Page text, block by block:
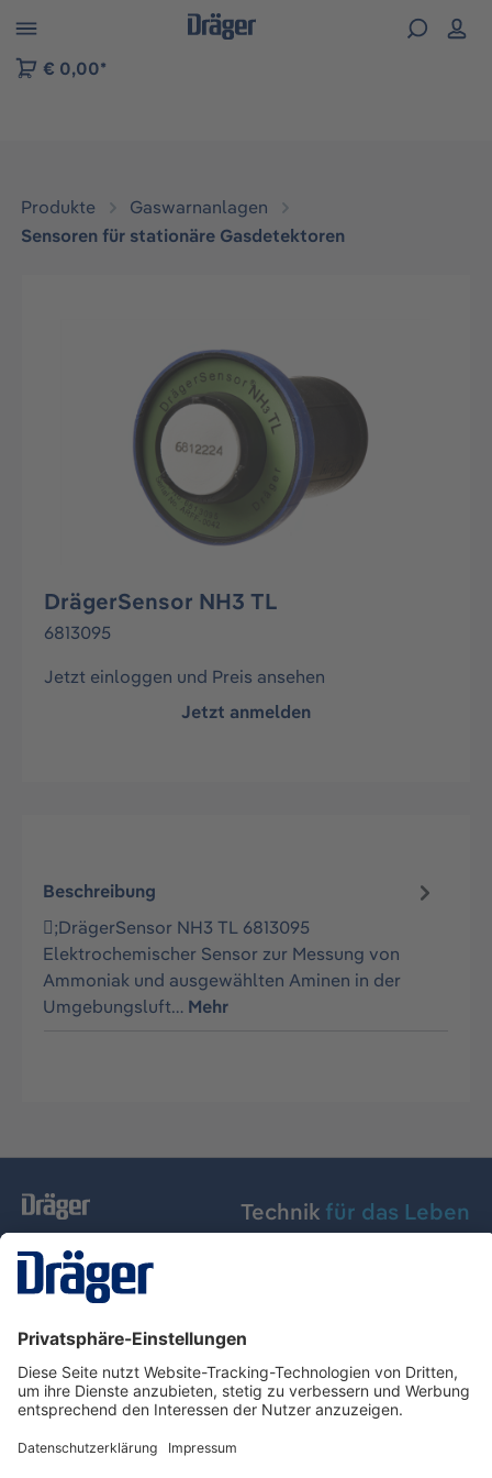
der B2B-Plattform springen
€ 0,00*
Produkte
Gaswarnanlagen
Sensoren für stationäre Gasdetektoren
DrägerSensor NH3 TL
6813095
Jetzt einloggen und Preis ansehen
Jetzt anmelden
Beschreibung
;DrägerSensor NH3 TL 6813095
Elektrochemischer Sensor zur Messung von
Ammoniak und ausgewählten Aminen in der
Umgebungsluft… Mehr
Technik für das Leben
Dräger Austria GmbH
Über Dräger
Informationen